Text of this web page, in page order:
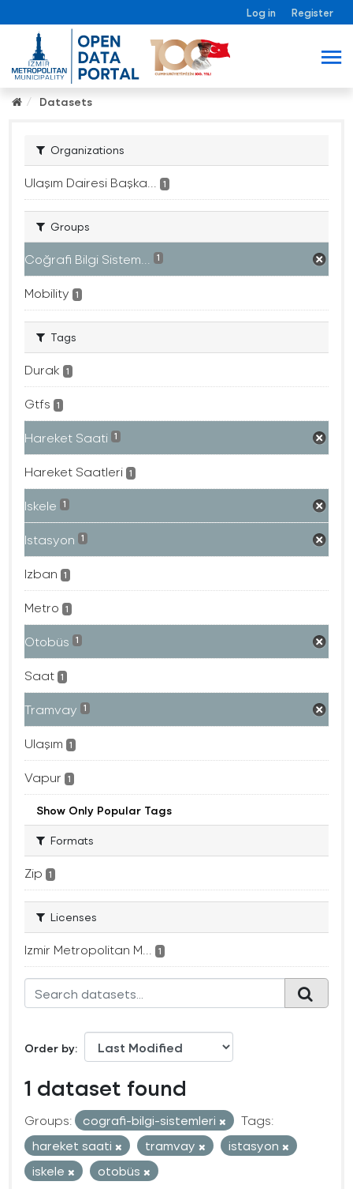
Log in Register
Datasets
Organizations
Ulaşım Dairesi Başka... 1
Groups
Coğrafi Bilgi Sistem... 1
Mobility 1
Tags
Durak 1
Gtfs 1
Hareket Saati 1
Hareket Saatleri 1
Iskele 1
Istasyon 1
Izban 1
Metro 1
Otobüs 1
Saat 1
Tramvay 1
Ulaşım 1
Vapur 1
Show Only Popular Tags
Formats
Zip 1
Licenses
Izmir Metropolitan M... 1
Order by
1 dataset found
Groups: cografi-bilgi-sistemleri
Tags:
hareket saati
tramvay
istasyon
iskele
otobüs